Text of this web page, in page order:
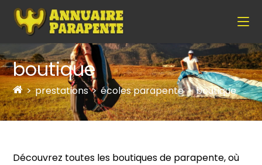
boutique
> prestations > écoles parapente > boutique
Découvrez toutes les boutiques de parapente, où